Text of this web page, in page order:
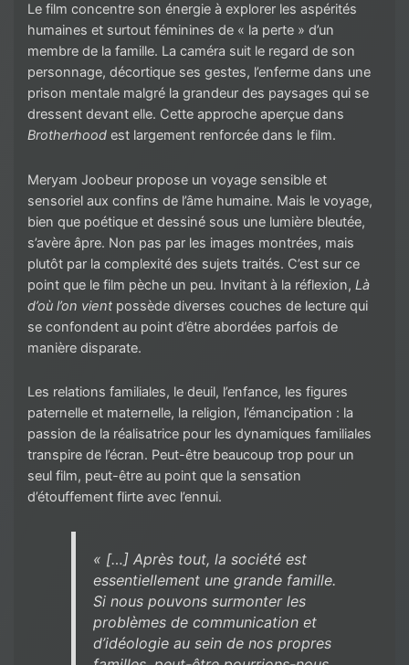
Le film concentre son énergie à explorer les aspérités
humaines et surtout féminines de « la perte » d’un
membre de la famille. La caméra suit le regard de son
personnage, décortique ses gestes, l’enferme dans une
prison mentale malgré la grandeur des paysages qui se
dressent devant elle. Cette approche aperçue dans
Brotherhood est largement renforcée dans le film.
Meryam Joobeur propose un voyage sensible et
sensoriel aux confins de l’âme humaine. Mais le voyage,
bien que poétique et dessiné sous une lumière bleutée,
s’avère âpre. Non pas par les images montrées, mais
plutôt par la complexité des sujets traités. C’est sur ce
point que le film pèche un peu. Invitant à la réflexion, Là
d’où l’on vient possède diverses couches de lecture qui
se confondent au point d’être abordées parfois de
manière disparate.
Les relations familiales, le deuil, l’enfance, les figures
paternelle et maternelle, la religion, l’émancipation : la
passion de la réalisatrice pour les dynamiques familiales
transpire de l’écran. Peut-être beaucoup trop pour un
seul film, peut-être au point que la sensation
d’étouffement flirte avec l’ennui.
« […] Après tout, la société est
essentiellement une grande famille.
Si nous pouvons surmonter les
problèmes de communication et
d’idéologie au sein de nos propres